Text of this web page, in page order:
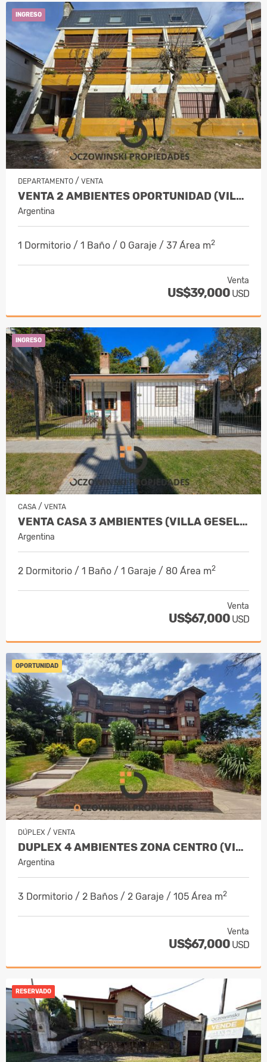
INGRESO
DEPARTAMENTO / VENTA
VENTA 2 AMBIENTES OPORTUNIDAD (VILLA GESELL)
Argentina
1 Dormitorio / 1 Baño / 0 Garaje / 37 Área m2
Venta
US$39,000 USD
INGRESO
CASA / VENTA
VENTA CASA 3 AMBIENTES (VILLA GESELL)
Argentina
2 Dormitorio / 1 Baño / 1 Garaje / 80 Área m2
Venta
US$67,000 USD
OPORTUNIDAD
DÚPLEX / VENTA
DUPLEX 4 AMBIENTES ZONA CENTRO (VILLA GESELL)
Argentina
3 Dormitorio / 2 Baños / 2 Garaje / 105 Área m2
Venta
US$67,000 USD
RESERVADO